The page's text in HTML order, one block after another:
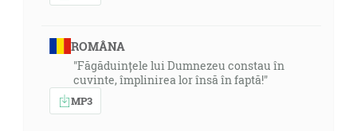
ROMÂNA
"Făgăduințele lui Dumnezeu constau în
cuvinte, împlinirea lor însă în faptă!"
MP3